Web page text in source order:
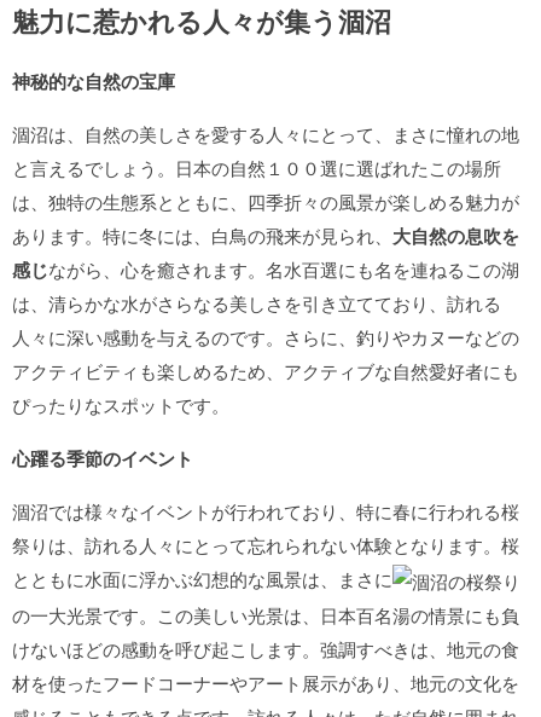
魅力に惹かれる人々が集う涸沼
神秘的な自然の宝庫
涸沼は、自然の美しさを愛する人々にとって、まさに憧れの地
と言えるでしょう。日本の自然１００選に選ばれたこの場所
は、独特の生態系とともに、四季折々の風景が楽しめる魅力が
あります。特に冬には、白鳥の飛来が見られ、 大自然の息吹を
感じながら、心を癒されます。名水百選にも名を連ねるこの湖
は、清らかな水がさらなる美しさを引き立てており、訪れる
人々に深い感動を与えるのです。さらに、釣りやカヌーなどの
アクティビティも楽しめるため、アクティブな自然愛好者にも
ぴったりなスポットです。
心躍る季節のイベント
涸沼では様々なイベントが行われており、特に春に行われる桜
祭りは、訪れる人々にとって忘れられない体験となります。桜
とともに水面に浮かぶ幻想的な風景は、まさに
の一大光景です。この美しい光景は、日本百名湯の情景にも負
けないほどの感動を呼び起こします。強調すべきは、地元の食
材を使ったフードコーナーやアート展示があり、地元の文化を